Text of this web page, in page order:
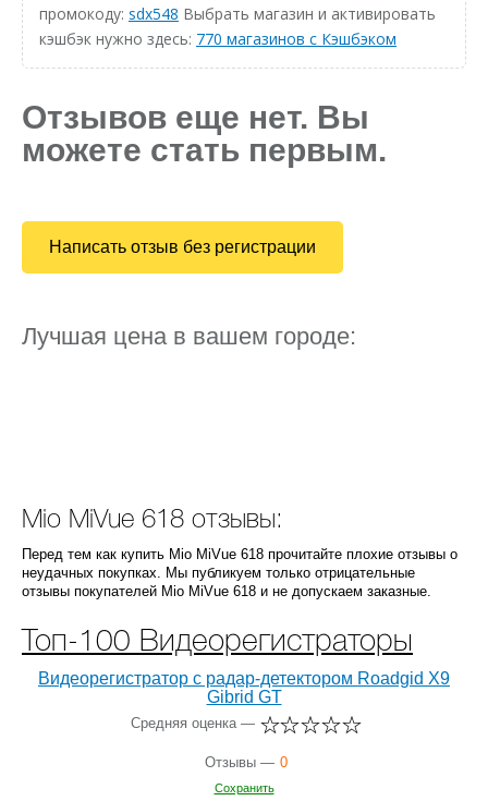
промокоду: sdx548 Выбрать магазин и активировать
кэшбэк нужно здесь: 770 магазинов с Кэшбэком
Отзывов еще нет. Вы
можете стать первым.
Написать отзыв без регистрации
Лучшая цена в вашем городе:
Mio MiVue 618 отзывы:
Перед тем как купить Mio MiVue 618 прочитайте плохие отзывы о
неудачных покупках. Мы публикуем только отрицательные
отзывы покупателей Mio MiVue 618 и не допускаем заказные.
Топ-100 Видеорегистраторы
Видеорегистратор с радар-детектором Roadgid X9
Gibrid GT
Средняя оценка —
Отзывы — 0
Сохранить